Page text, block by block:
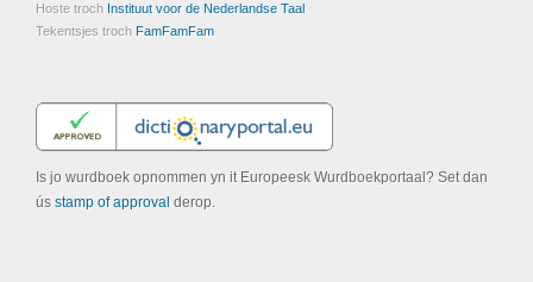
Hoste troch Instituut voor de Nederlandse Taal
Tekentsjes troch FamFamFam
Is jo wurdboek opnommen yn it Europeesk Wurdboekportaal? Set dan
ús stamp of approval derop.